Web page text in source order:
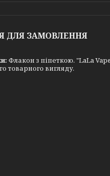
ДЛЯ ЗАМОВЛЕННЯ
Флакон з піпеткою. "LaLa
товарного вигляду.